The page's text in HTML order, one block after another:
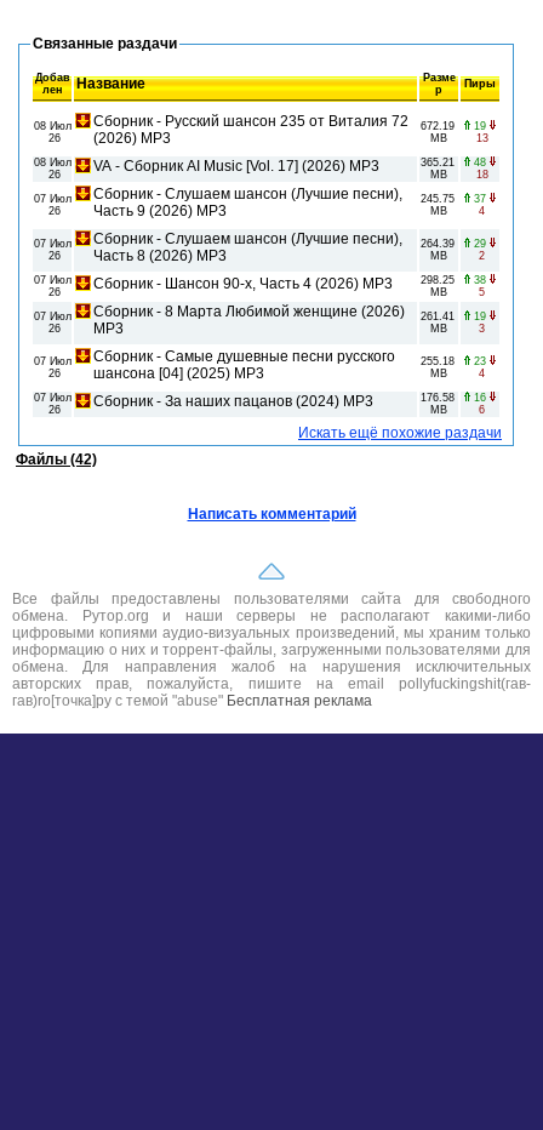
Связанные раздачи
Добав
лен
Название
Разме
р
Пиры
08 Июл
26
Сборник - Русский шансон 235 от Виталия 72
(2026) MP3
672.19
MB
19
13
08 Июл
26
VA - Сборник AI Music [Vol. 17] (2026) MP3
365.21
MB
48
18
07 Июл
26
Сборник - Слушаем шансон (Лучшие песни),
Часть 9 (2026) MP3
245.75
MB
37
4
07 Июл
26
Сборник - Слушаем шансон (Лучшие песни),
Часть 8 (2026) MP3
264.39
MB
29
2
07 Июл
26
Сборник - Шансон 90-х, Часть 4 (2026) MP3
298.25
MB
38
5
07 Июл
26
Сборник - 8 Марта Любимой женщине (2026)
MP3
261.41
MB
19
3
07 Июл
26
Сборник - Самые душевные песни русского
шансона [04] (2025) MP3
255.18
MB
23
4
07 Июл
26
Сборник - За наших пацанов (2024) MP3
176.58
MB
16
6
Искать ещё похожие раздачи
Файлы (42)
Написать комментарий
Все файлы предоставлены пользователями сайта для свободного
обмена. Рутор.org и наши серверы не располагают какими-либо
цифровыми копиями аудио-визуальных произведений, мы храним только
информацию о них и торрент-файлы, загруженными пользователями для
обмена. Для направления жалоб на нарушения исключительных
авторских прав, пожалуйста, пишите на email pollyfuckingshit(гав-
гав)ro[точка]ру с темой "abuse" Бесплатная реклама